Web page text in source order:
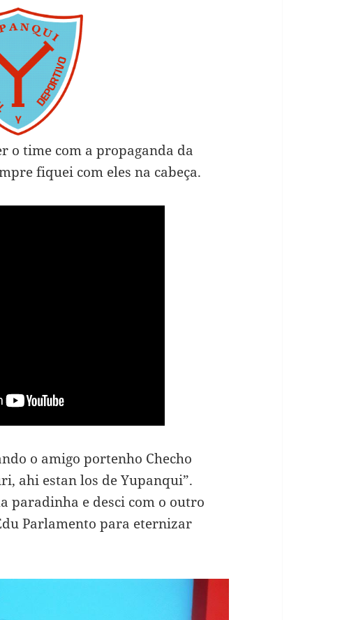
o time com a propaganda da
fiquei com eles na cabeça.
o amigo portenho Checho
ahi estan los de Yupanqui”.
paradinha e desci com o outro
Parlamento para eternizar